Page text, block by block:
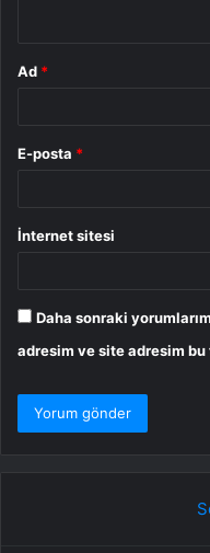
Ad *
E-posta *
İnternet sitesi
Daha sonraki
adresim ve site adresim